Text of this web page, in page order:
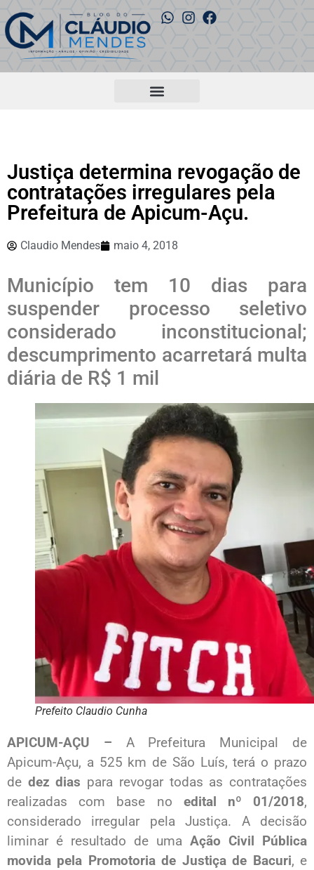
Justiça determina revogação de
contratações irregulares pela
Prefeitura de Apicum-Açu.
Claudio Mendes maio 4, 2018
Município tem 10 dias para
suspender processo seletivo
considerado inconstitucional;
descumprimento acarretará multa
diária de R$ 1 mil
Prefeito Claudio Cunha
APICUM-AÇU – A Prefeitura Municipal de
Apicum-Açu, a 525 km de São Luís, terá o prazo
de dez dias para revogar todas as contratações
realizadas com base no edital nº 01/2018,
considerado irregular pela Justiça. A decisão
liminar é resultado de uma Ação Civil Pública
movida pela Promotoria de Justiça de Bacuri, e